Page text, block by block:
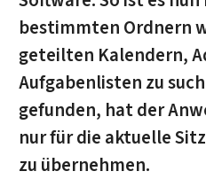
bestimmten Ordnern
geteilten Kalendern,
Aufgabenlisten zu
gefunden, hat der
nur für die aktuelle
zu übernehmen.